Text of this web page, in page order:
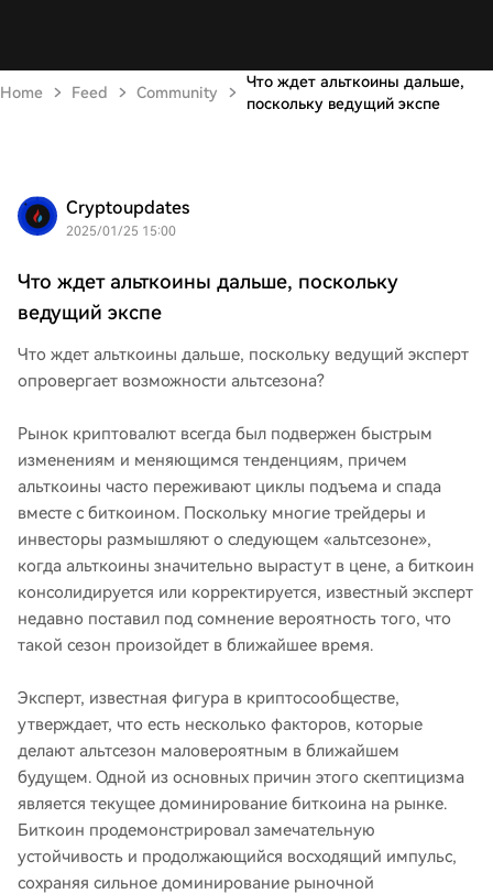
Home Feed Community
Что ждет альткоины дальше,
поскольку ведущий экспе
Cryptoupdates
2025/01/25 15:00
Что ждет альткоины дальше, поскольку
ведущий экспе
Что ждет альткоины дальше, поскольку ведущий эксперт
опровергает возможности альтсезона?
Рынок криптовалют всегда был подвержен быстрым
изменениям и меняющимся тенденциям, причем
альткоины часто переживают циклы подъема и спада
вместе с биткоином. Поскольку многие трейдеры и
инвесторы размышляют о следующем «альтсезоне»,
когда альткоины значительно вырастут в цене, а биткоин
консолидируется или корректируется, известный эксперт
недавно поставил под сомнение вероятность того, что
такой сезон произойдет в ближайшее время.
Эксперт, известная фигура в криптосообществе,
утверждает, что есть несколько факторов, которые
делают альтсезон маловероятным в ближайшем
будущем. Одной из основных причин этого скептицизма
является текущее доминирование биткоина на рынке.
Биткоин продемонстрировал замечательную
устойчивость и продолжающийся восходящий импульс,
сохраняя сильное доминирование рыночной